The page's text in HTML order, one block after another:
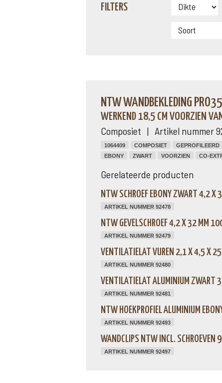
FILTERS
NTW WANDBEKLEDING
WERKEND 18,5 CM VOORZIEN
Composiet | Artikel nummer
1064409 COMPOSIET GEPROFILEERD
EBONY
ZWART VOORZIEN CO-
Gerelateerde producten
NTW SCHROEF EBONY ZWART 4,2 X
ARTIKEL NUMMER 92478
NTW GEVELSCHROEF 4,2 X 32 MM 100
ARTIKEL NUMMER 92479
VENTILATIELAT VUREN 2,1 X 4,5 X
ARTIKEL NUMMER 92480
VENTILATIELAT ALUMINIUM ZWART
ARTIKEL NUMMER 92481
NTW HOEKPROFIEL ALUMINIUM
ARTIKEL NUMMER 92493
WANDCLIPS NTW INCL. SCHROEVEN
ARTIKEL NUMMER 92497